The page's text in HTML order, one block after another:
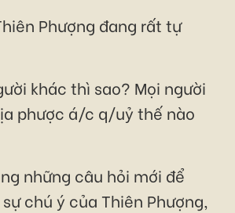
Phượng đang rất tự
khác thì sao? Mọi người
phược á/c q/uỷ thế nào
những câu hỏi mới để
chú ý của Thiên Phượng,